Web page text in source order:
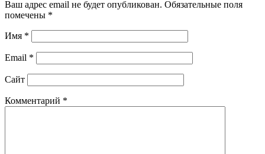
Ваш адрес email не будет опубликован. Обязательные поля
помечены *
Имя *
Email *
Сайт
Комментарий *